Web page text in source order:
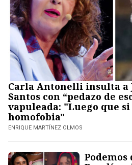
Carla Antonelli insulta a
Santos con “pedazo de
vapuleada: "Luego que
homofobia"
ENRIQUE MARTÍNEZ OLMOS